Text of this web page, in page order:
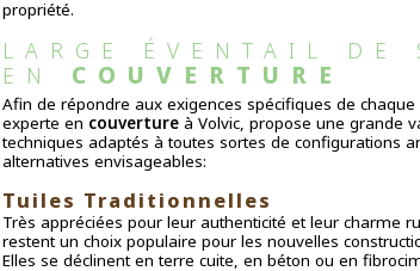
propriété.
LARGE ÉVENTAIL DE
EN COUVERTURE
Afin de répondre aux exigences spécifiques de chaque
experte en couvertureà Volvic, propose une grande
techniques adaptés à toutes sortes de configurations
alternatives envisageables:
Tuiles Traditionnelles
Très appréciées pour leur authenticité et leur charme
restent un choix populaire pour les nouvelles
Elles se déclinent en terre cuite, en béton ou en